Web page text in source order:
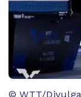
© WTT/